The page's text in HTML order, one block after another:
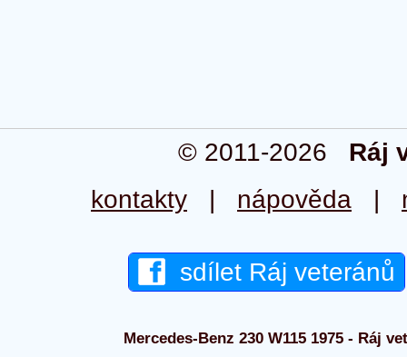
© 2011-2026 Ráj
kontakty | nápověda |
sdílet Ráj veteránů
Mercedes-Benz 230 W115 1975 - Ráj